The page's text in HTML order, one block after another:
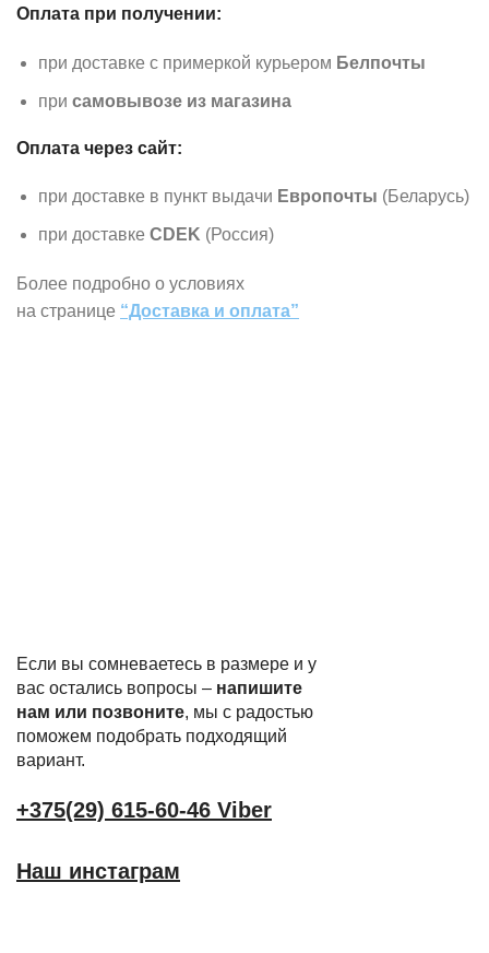
Оплата при получении:
при доставке с примеркой курьером Белпочты
при самовывозе из магазина
Оплата через сайт:
при доставке в пункт выдачи Европочты (Беларусь)
при доставке CDEK (Россия)
Более подробно о условиях
на странице “Доставка и оплата”
Если вы сомневаетесь в размере и у
вас остались вопросы – напишите
нам или позвоните, мы с радостью
поможем подобрать подходящий
вариант.
+375(29) 615-60-46 Viber
Наш инстаграм